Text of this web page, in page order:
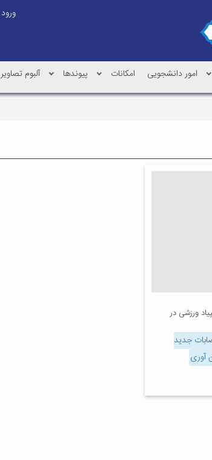
ورود
امور دانشجویی امکانات پیوندها آلبوم تصاویر
ورزشی در
جدید
آوری